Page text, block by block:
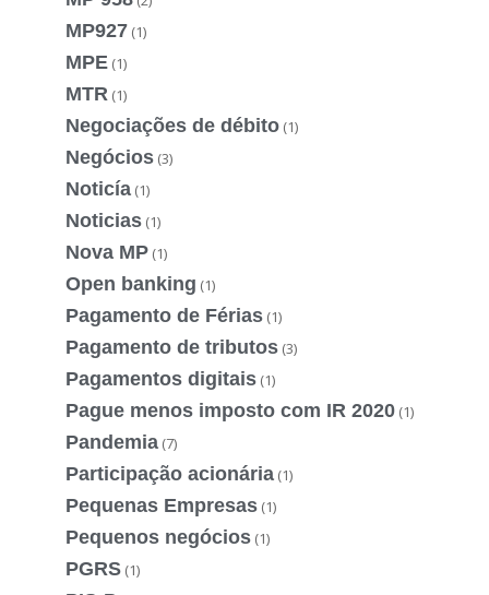
MP927 (1)
MPE (1)
MTR (1)
Negociações de débito (1)
Negócios (3)
Noticía (1)
Noticias (1)
Nova MP (1)
Open banking (1)
Pagamento de Férias (1)
Pagamento de tributos (3)
Pagamentos digitais (1)
Pague menos imposto com IR 2020 (1)
Pandemia (7)
Participação acionária (1)
Pequenas Empresas (1)
Pequenos negócios (1)
PGRS (1)